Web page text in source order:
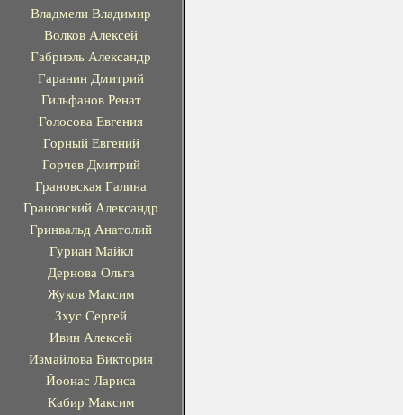
Владмели Владимир
Волков Алексей
Габриэль Александр
Гаранин Дмитрий
Гильфанов Ренат
Голосова Евгения
Горный Евгений
Горчев Дмитрий
Грановская Галина
Грановский Александр
Гринвальд Анатолий
Гуриан Майкл
Дернова Ольга
Жуков Максим
Зхус Сергей
Ивин Алексей
Измайлова Виктория
Йоонас Лариса
Кабир Максим